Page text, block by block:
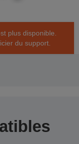
plus disponible.
du support.